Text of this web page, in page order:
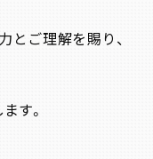
とご理解を賜り、
す。